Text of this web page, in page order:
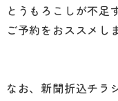
とうもろこしが不足
ご予約をおススメし
なお、新聞折込チラ